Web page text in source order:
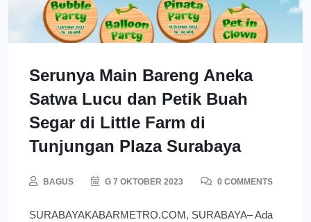
Serunya Main Bareng Aneka
Satwa Lucu dan Petik Buah
Segar di Little Farm di
Tunjungan Plaza Surabaya
BAGUS G 7 OKTOBER 2023 0 COMMENTS
SURABAYAKABARMETRO.COM, SURABAYA– Ada